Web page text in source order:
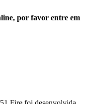
por favor entre em